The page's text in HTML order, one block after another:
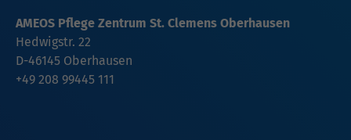
AMEOS Pflege Zentrum St. Clemens Oberhausen
Hedwigstr. 22
D-46145 Oberhausen
+49 208 99445 111